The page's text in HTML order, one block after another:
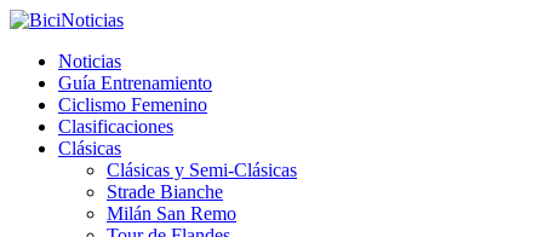
Noticias
Guía Entrenamiento
Ciclismo Femenino
Clasificaciones
Clásicas
Clásicas y Semi-Clásicas
Strade Bianche
Milán San Remo